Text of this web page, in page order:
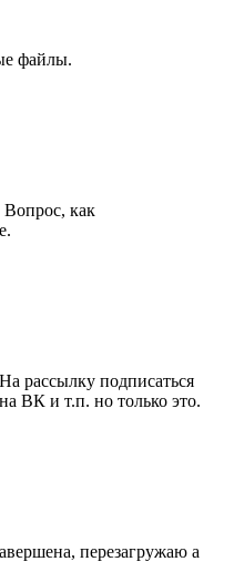
файлы.
как
рассылку подписаться
ВК и т.п. но только это.
перезагружаю а